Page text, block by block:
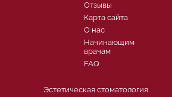
Эстетическая стоматология
Отзывы
Карта сайта
О нас
Начинающим
врачам
FAQ